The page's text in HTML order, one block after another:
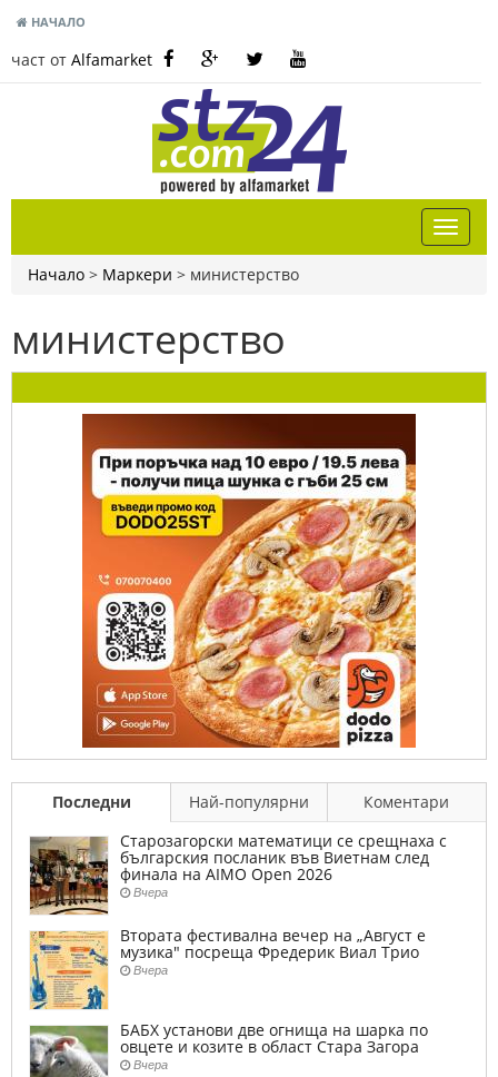
НАЧАЛО
част от Alfamarket
Начало > Маркери > министерство
министерство
Последни Най-популярни
Коментари
Старозагорски математици се срещнаха с
българския посланик във Виетнам след
финала на AIMO Open 2026
Вчера
Втората фестивална вечер на „Август е
музика" посреща Фредерик Виал Трио
Вчера
БАБХ установи две огнища на шарка по
овцете и козите в област Стара Загора
Вчера